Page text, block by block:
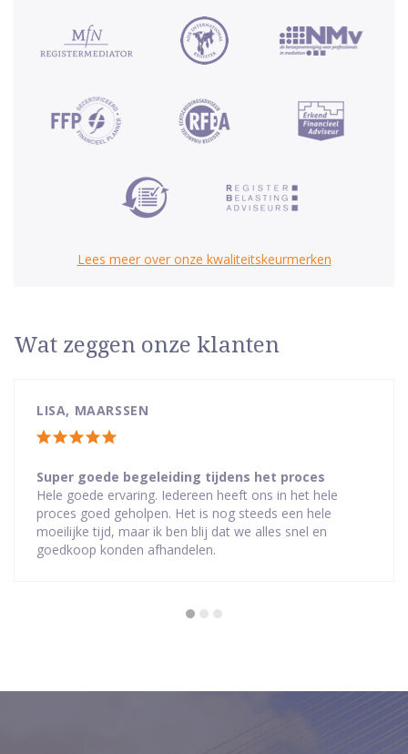
Lees meer over onze kwaliteitskeurmerken
Wat zeggen onze klanten
LISA, MAARSSEN
Totale
waardering:
5
van
5
Super goede begeleiding tijdens het proces
Hele goede ervaring. Iedereen heeft ons in het hele
proces goed geholpen. Het is nog steeds een hele
moeilijke tijd, maar ik ben blij dat we alles snel en
goedkoop konden afhandelen.